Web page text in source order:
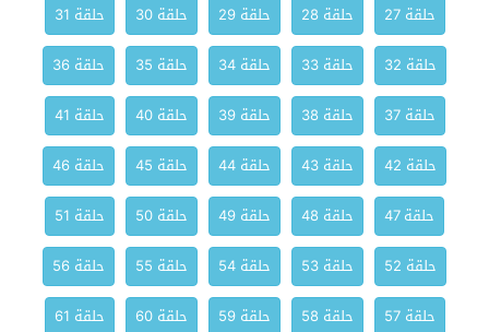
حلقة 27
حلقة 28 حلقة 29 حلقة 30
حلقة 31
حلقة 32
حلقة 33 حلقة 34 حلقة 35
حلقة 36
حلقة 37
حلقة 38 حلقة 39 حلقة 40
حلقة 41
حلقة 42
حلقة 43 حلقة 44 حلقة 45
حلقة 46
حلقة 47
حلقة 48 حلقة 49 حلقة 50
حلقة 51
حلقة 52
حلقة 53 حلقة 54 حلقة 55
حلقة 56
حلقة 57
حلقة 58 حلقة 59 حلقة 60
حلقة 61